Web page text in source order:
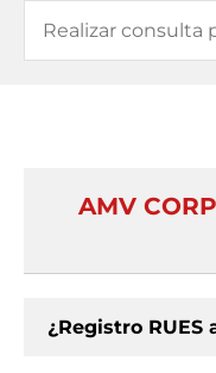
AMV
¿Registro RUES